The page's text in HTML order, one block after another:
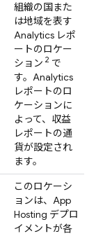
組織の国また
は地域を表す
Analytics レポ
ートのロケー
ション 2 で
す。 Analytics
レポートのロ
ケーションに
よって、収益
レポートの通
貨が設定され
ます。
このロケーシ
ョンは、 App
Hosting デプロ
イメントが各